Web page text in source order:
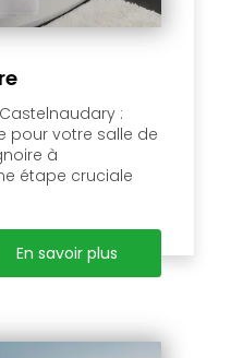
:
pour votre salle de
à
étape cruciale
En savoir plus